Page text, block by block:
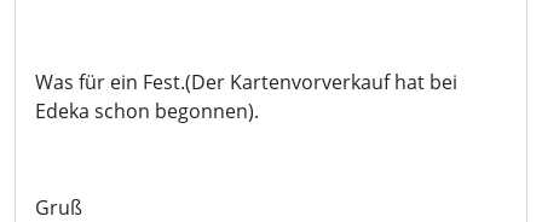
Was für ein Fest.(Der Kartenvorverkauf hat bei
Edeka schon begonnen).
Gruß